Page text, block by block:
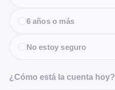
6 años o más
No estoy seguro
¿Cómo está la cuenta hoy?